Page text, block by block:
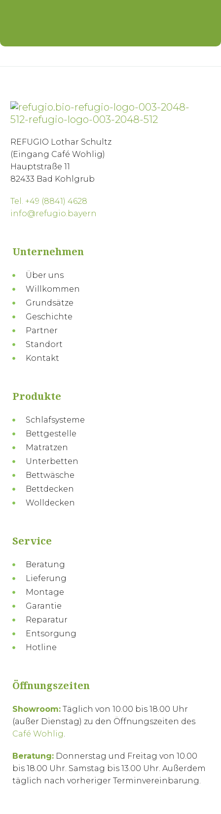
REFUGIO Lothar Schultz
(Eingang Café Wohlig)
Hauptstraße 11
82433 Bad Kohlgrub
Tel. +49 (8841) 4628
info@refugio.bayern
Unternehmen
Über uns
Willkommen
Grundsätze
Geschichte
Partner
Standort
Kontakt
Produkte
Schlafsysteme
Bettgestelle
Matratzen
Unterbetten
Bettwäsche
Bettdecken
Wolldecken
Service
Beratung
Lieferung
Montage
Garantie
Reparatur
Entsorgung
Hotline
Öffnungszeiten
Showroom: Täglich von 10.00 bis 18.00 Uhr
(außer Dienstag) zu den Öffnungszeiten des
Café Wohlig.
Beratung: Donnerstag und Freitag von 10.00
bis 18.00 Uhr. Samstag bis 13.00 Uhr. Außerdem
täglich nach vorheriger Terminvereinbarung.